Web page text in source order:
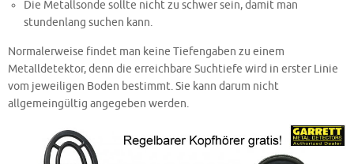
Die Metallsonde sollte nicht zu schwer sein, damit man
stundenlang suchen kann.
Normalerweise findet man keine Tiefengaben zu einem
Metalldetektor, denn die erreichbare Suchtiefe wird in erster Linie
vom jeweiligen Boden bestimmt. Sie kann darum nicht
allgemeingültig angegeben werden.